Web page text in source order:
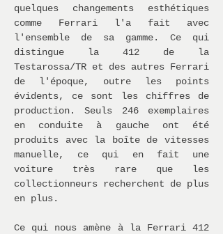
quelques changements esthétiques
comme Ferrari l'a fait avec
l'ensemble de sa gamme. Ce qui
distingue la 412 de la
Testarossa/TR et des autres Ferrari
de l'époque, outre les points
évidents, ce sont les chiffres de
production. Seuls 246 exemplaires
en conduite à gauche ont été
produits avec la boîte de vitesses
manuelle, ce qui en fait une
voiture très rare que les
collectionneurs recherchent de plus
en plus.
Ce qui nous amène à la Ferrari 412